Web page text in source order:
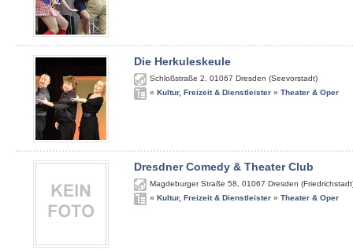
Die Herkuleskeule
Schloßstraße 2 01067 Dresden (Seevorstadt)
» Kultur, Freizeit & Dienstleister » Theater & Oper
Dresdner Comedy & Theater Club
Magdeburger Straße 58 01067 Dresden
» Kultur, Freizeit & Dienstleister » Theater & Oper